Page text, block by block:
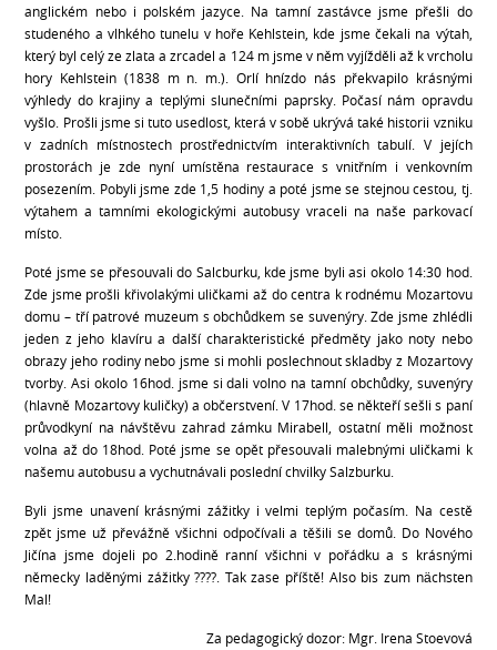
anglickém nebo i polském jazyce. Na tamní zastávce jsme přešli do
studeného a vlhkého tunelu v hoře Kehlstein, kde jsme čekali na výtah,
který byl celý ze zlata a zrcadel a 124 m jsme v něm vyjížděli až k vrcholu
hory Kehlstein (1838 m n. m.). Orlí hnízdo nás překvapilo krásnými
výhledy do krajiny a teplými slunečními paprsky. Počasí nám opravdu
vyšlo. Prošli jsme si tuto usedlost, která v sobě ukrývá také historii vzniku
v zadních místnostech prostřednictvím interaktivních tabulí. V jejích
prostorách je zde nyní umístěna restaurace s vnitřním i venkovním
posezením. Pobyli jsme zde 1,5 hodiny a poté jsme se stejnou cestou, tj.
výtahem a tamními ekologickými autobusy vraceli na naše parkovací
místo.
Poté jsme se přesouvali do Salcburku, kde jsme byli asi okolo 14:30 hod.
Zde jsme prošli křivolakými uličkami až do centra k rodnému Mozartovu
domu – tří patrové muzeum s obchůdkem se suvenýry. Zde jsme zhlédli
jeden z jeho klavíru a další charakteristické předměty jako noty nebo
obrazy jeho rodiny nebo jsme si mohli poslechnout skladby z Mozartovy
tvorby. Asi okolo 16hod. jsme si dali volno na tamní obchůdky, suvenýry
(hlavně Mozartovy kuličky) a občerstvení. V 17hod. se někteří sešli s paní
průvodkyní na návštěvu zahrad zámku Mirabell, ostatní měli možnost
volna až do 18hod. Poté jsme se opět přesouvali malebnými uličkami k
našemu autobusu a vychutnávali poslední chvilky Salzburku.
Byli jsme unavení krásnými zážitky i velmi teplým počasím. Na cestě
zpět jsme už převážně všichni odpočívali a těšili se domů. Do Nového
Jičína jsme dojeli po 2.hodině ranní všichni v pořádku a s krásnými
německy laděnými zážitky ????. Tak zase příště! Also bis zum nächsten
Mal!
Za pedagogický dozor: Mgr. Irena Stoevová